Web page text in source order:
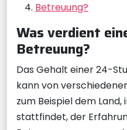
Betreuung?
Was verdient
Betreuung?
Das Gehalt einer 24-
kann von
zum Beispiel dem
stattfindet, der